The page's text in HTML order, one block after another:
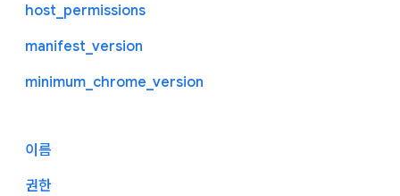
host_permissions
manifest_version
minimum_chrome_version
이름
권한